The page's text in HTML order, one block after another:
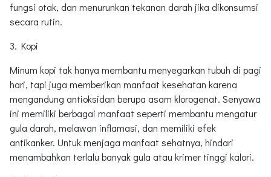
fungsi otak, dan menurunkan tekanan darah jika dikonsumsi
secara rutin.
3. Kopi
Minum kopi tak hanya membantu menyegarkan tubuh di pagi
hari, tapi juga memberikan manfaat kesehatan karena
mengandung antioksidan berupa asam klorogenat. Senyawa
ini memiliki berbagai manfaat seperti membantu mengatur
gula darah, melawan inflamasi, dan memiliki efek
antikanker. Untuk menjaga manfaat sehatnya, hindari
menambahkan terlalu banyak gula atau krimer tinggi kalori.